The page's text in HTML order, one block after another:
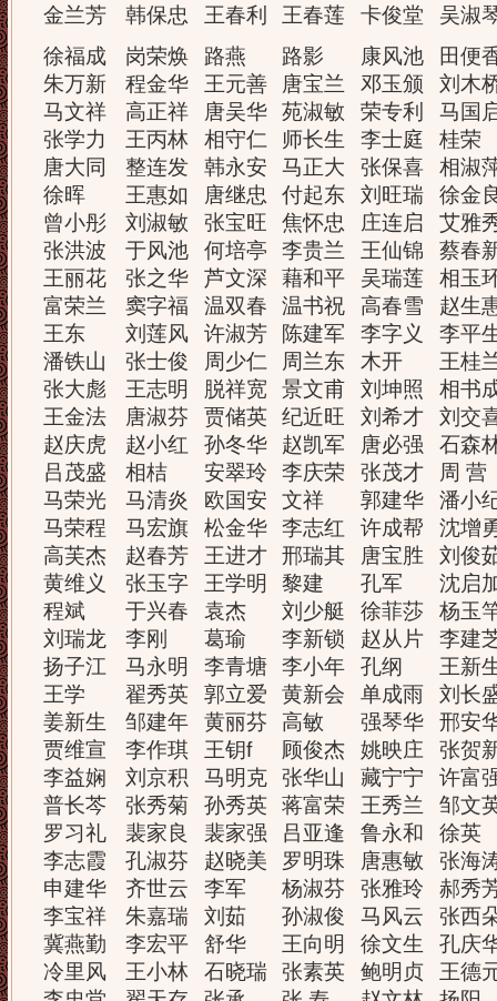
金兰芳
韩保忠
王春利
王春莲
卡俊堂
吴淑
徐福成
朱万新
马文祥
张学力
唐大同
徐晖
曾小彤
张洪波
王丽花
富荣兰
王东
潘铁山
张大彪
王金法
赵庆虎
吕茂盛
马荣光
马荣程
高芙杰
黄维义
程斌
刘瑞龙
扬子江
王学
姜新生
贾维宣
李益娴
普长芩
罗习礼
李志霞
申建华
李宝祥
冀燕勤
冷里风
岗荣焕
程金华
高正祥
王丙林
整连发
王惠如
刘淑敏
于风池
张之华
窦字福
刘莲风
张士俊
王志明
唐淑芬
赵小红
相桔
马清炎
马宏旗
赵春芳
张玉字
于兴春
李刚
马永明
翟秀英
邹建年
李作琪
刘京积
张秀菊
裴家良
孔淑芬
齐世云
朱嘉瑞
李宏平
王小林
路燕
王元善
唐吴华
相守仁
韩永安
唐继忠
张宝旺
何培亭
芦文深
温双春
许淑芳
周少仁
脱祥宽
贾储英
孙冬华
安翠玲
欧国安
松金华
王进才
王学明
袁杰
葛瑜
李青塘
郭立爱
黄丽芬
王钥f
马明克
孙秀英
裴家强
赵晓美
李军
刘茹
舒华
石晓瑞
路影
唐宝兰
苑淑敏
师长生
马正大
付起东
焦怀忠
李贵兰
藉和平
温书祝
陈建军
周兰东
景文甫
纪近旺
赵凯军
李庆荣
文祥
李志红
邢瑞其
黎建
刘少艇
李新锁
李小年
黄新会
高敏
顾俊杰
张华山
蒋富荣
吕亚逢
罗明珠
杨淑芬
孙淑俊
王向明
张素英
康风池
邓玉颁
荣专利
李士庭
张保喜
刘旺瑞
庄连启
王仙锦
吴瑞莲
高春雪
李字义
木开
刘坤照
刘希才
唐必强
张茂才
郭建华
许成帮
唐宝胜
孔军
徐菲莎
赵从片
孔纲
单成雨
强琴华
姚映庄
藏宁宁
王秀兰
鲁永和
唐惠敏
张雅玲
马风云
徐文生
鲍明贞
田便
刘木
马国
桂荣
相淑
徐金
艾雅
蔡春
相玉
赵生
李平
王桂
相书
刘交
石森
周 营
潘小
沈增
刘俊
沈启
杨玉
李建
王新
刘长
邢安
张贺
许富
邹文
徐英
张海
郝秀
张西
孔庆
王德